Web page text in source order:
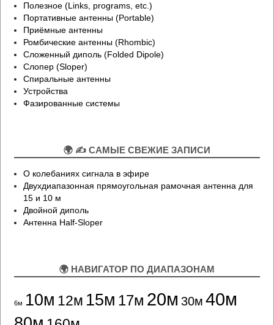
Полезное (Links, programs, etc.)
Портативные антенны (Portable)
Приёмные антенны
Ромбические антенны (Rhombic)
Сложенный диполь (Folded Dipole)
Слопер (Sloper)
Спиральные антенны
Устройства
Фазированные системы
🌍 ✍ САМЫЕ СВЕЖИЕ ЗАПИСИ
О колебаниях сигнала в эфире
Двухдиапазонная прямоугольная рамочная антенна для
15 и 10 м
Двойной диполь
Антенна Half-Sloper
🌍 НАВИГАТОР ПО ДИАПАЗОНАМ
6м 10м 12м 15м 17м 20м 30м 40м